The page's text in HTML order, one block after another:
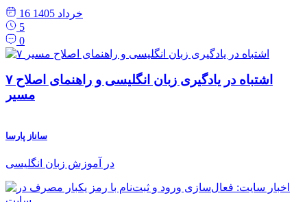
16 خرداد 1405
5
0
۷ اشتباه در یادگیری زبان انگلیسی و راهنمای اصلاح
مسیر
ساناز پارسا
در آموزش زبان انگلیسی